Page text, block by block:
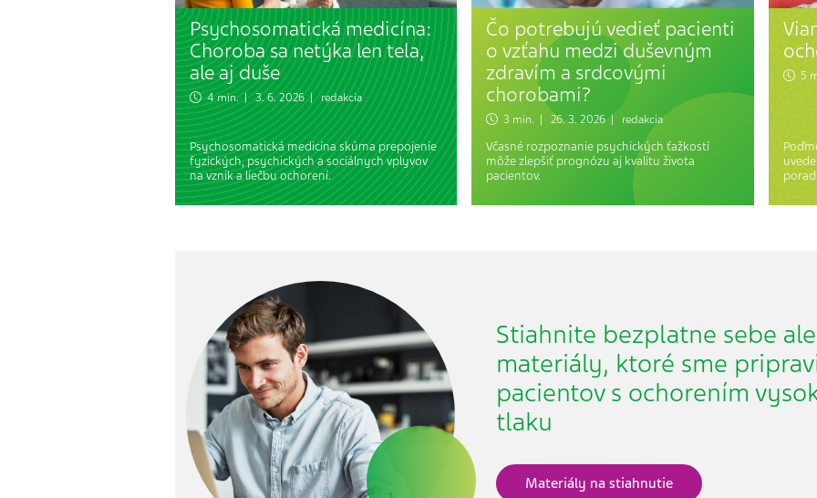
Psychosomatická medicína:
Choroba sa netýka len tela,
ale aj duše
4 min. | 3. 6. 2026 | redakcia
Psychosomatická medicína skúma prepojenie
fyzických, psychických a sociálnych vplyvov
na vznik a liečbu ochorení.
Čo potrebujú vedieť pacienti
o vzťahu medzi duševným
zdravím a srdcovými
chorobami?
3 min. | 26. 3. 2026 | redakcia
Včasné rozpoznanie psychických ťažkostí
môže zlepšiť prognózu aj kvalitu života
pacientov.
5
Stiahnite bezplatne sebe
materiály, ktoré sme
pacientov s ochorením
tlaku
Materiály na stiahnutie